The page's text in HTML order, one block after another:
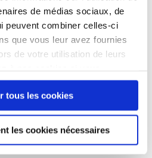
de médias sociaux, de
peuvent combiner celles-ci
que vous leur avez fournies
de votre utilisation de leurs
site Web.
tous les cookies
les cookies nécessaires